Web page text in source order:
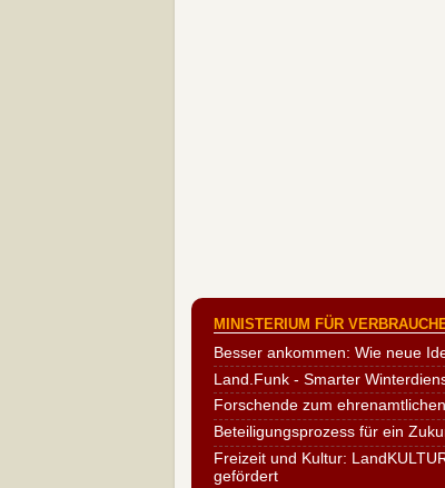
MINISTERIUM FÜR
Besser ankommen: Wie neue
Land.Funk - Smarter
Forschende zum
Beteiligungsprozess für ein
Freizeit und Kultur:
gefördert